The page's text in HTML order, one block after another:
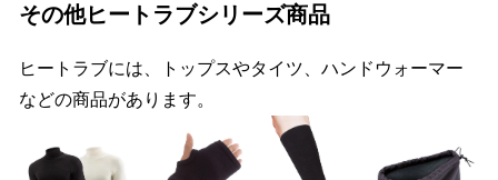
その他ヒートラブシリーズ商品
ヒートラブには、トップスやタイツ、ハンドウォーマー
などの商品があります。